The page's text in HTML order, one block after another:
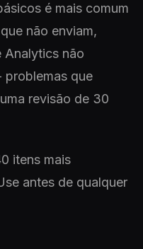
é mais comum
não enviam,
Analytics não
problemas que
revisão de 30
itens mais
antes de qualquer